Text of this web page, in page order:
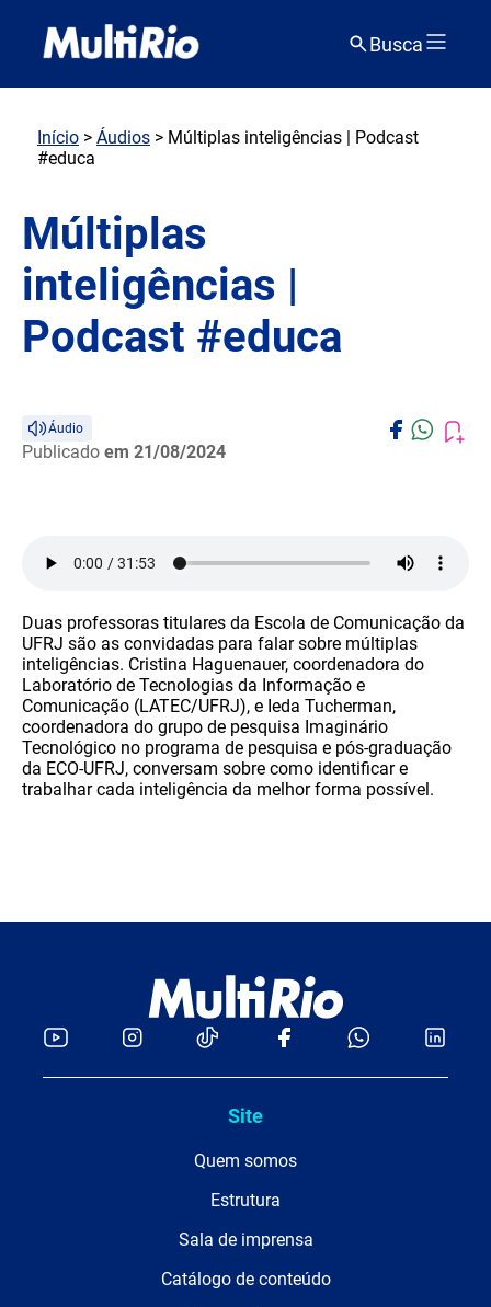
Busca
Início > Áudios > Múltiplas inteligências | Podcast
#educa
Múltiplas
inteligências |
Podcast #educa
Áudio
Publicado em 21/08/2024
Duas professoras titulares da Escola de Comunicação da
UFRJ são as convidadas para falar sobre múltiplas
inteligências. Cristina Haguenauer, coordenadora do
Laboratório de Tecnologias da Informação e
Comunicação (LATEC/UFRJ), e Ieda Tucherman,
coordenadora do grupo de pesquisa Imaginário
Tecnológico no programa de pesquisa e pós-graduação
da ECO-UFRJ, conversam sobre como identificar e
trabalhar cada inteligência da melhor forma possível.
Site
Quem somos
Estrutura
Sala de imprensa
Catálogo de conteúdo